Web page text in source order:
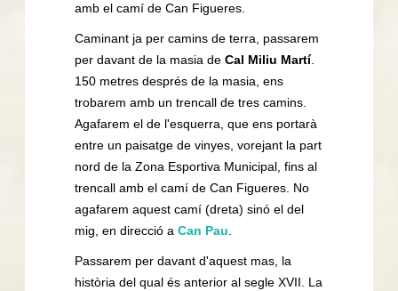
amb el camí de Can Figueres.
Caminant ja per camins de terra, passarem
per davant de la masia de Cal Miliu Martí.
150 metres després de la masia, ens
trobarem amb un trencall de tres camins.
Agafarem el de l'esquerra, que ens portarà
entre un paisatge de vinyes, vorejant la part
nord de la Zona Esportiva Municipal, fins al
trencall amb el camí de Can Figueres. No
agafarem aquest camí (dreta) sinó el del
mig, en direcció a Can Pau.
Passarem per davant d'aquest mas, la
història del qual és anterior al segle XVII. La